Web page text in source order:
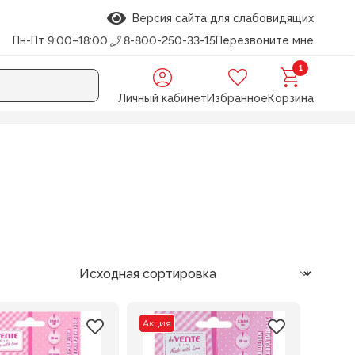
Версия сайта для слабовидящих
Пн-Пт 9:00–18:00 8-800-250-33-15Перезвоните мне
Личный кабинетИзбранное
1
Корзина
Акция